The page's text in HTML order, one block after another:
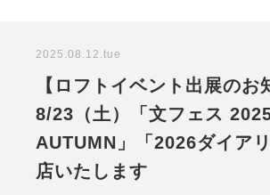
2025.08.12.tue
【ロフトイベント出展のお
8/23（土）「文フェス
AUTUMN」「2026ダイア
店いたします